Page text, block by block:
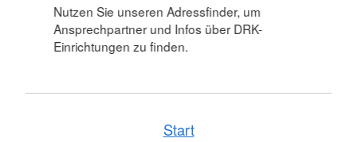
Nutzen Sie unseren Adressfinder, um
Ansprechpartner und Infos über DRK-
Einrichtungen zu finden.
Start